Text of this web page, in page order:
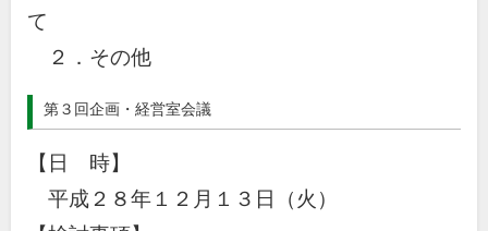
て
２．その他
第３回企画・経営室会議
【日 時】
平成２８年１２月１３日（火）